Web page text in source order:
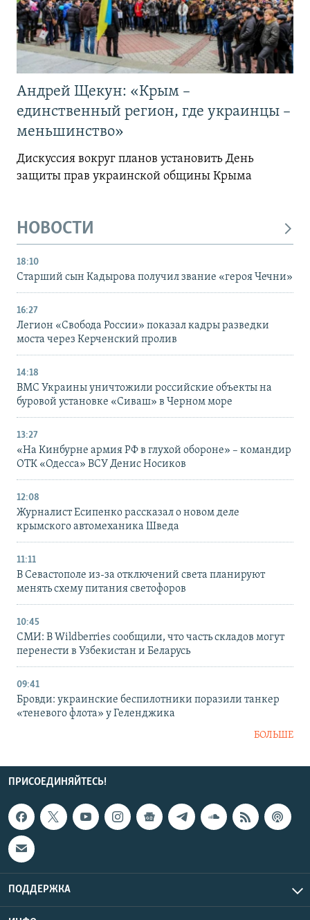
Андрей Щекун: «Крым –
единственный регион, где украинцы –
меньшинство»
Дискуссия вокруг планов установить День
защиты прав украинской общины Крыма
НОВОСТИ
18:10
Старший сын Кадырова получил звание «героя Чечни»
16:27
Легион «Свобода России» показал кадры разведки
моста через Керченский пролив
14:18
ВМС Украины уничтожили российские объекты на
буровой установке «Сиваш» в Черном море
13:27
«На Кинбурне армия РФ в глухой обороне» – командир
ОТК «Одесса» ВСУ Денис Носиков
12:08
Журналист Есипенко рассказал о новом деле
крымского автомеханика Шведа
11:11
В Севастополе из-за отключений света планируют
менять схему питания светофоров
10:45
СМИ: В Wildberries сообщили, что часть складов могут
перенести в Узбекистан и Беларусь
09:41
Бровди: украинские беспилотники поразили танкер
«теневого флота» у Геленджика
БОЛЬШЕ
ПРИСОЕДИНЯЙТЕСЬ!
ПОДДЕРЖКА